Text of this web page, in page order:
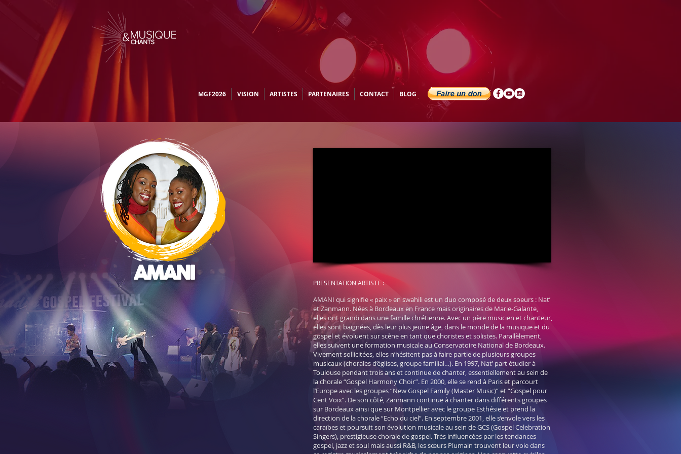
Le rendez-vo
MGF2026 VISION ARTISTES PARTENAIRES CONTACT BLOG
AMANI PRESENTATION ARTISTE :
AMANI qui signifie « paix » en swahili est un duo composé de deux soeurs : Nat’
et Zanmann. Nées à Bordeaux en France mais originaires de Marie-Galante,
elles ont grandi dans une famille chrétienne. Avec un père musicien et chanteur,
elles sont baignées, dès leur plus jeune âge, dans le monde de la musique et du
gospel et évoluent sur scène en tant que choristes et solistes. Parallèlement,
elles suivent une formation musicale au Conservatoire National de Bordeaux.
Vivement sollicitées, elles n’hésitent pas à faire partie de plusieurs groupes
musicaux (chorales d’églises, groupe familial…). En 1997, Nat’ part étudier à
Toulouse pendant trois ans et continue de chanter, essentiellement au sein de
la chorale “Gospel Harmony Choir”. En 2000, elle se rend à Paris et parcourt
l’Europe avec les groupes “New Gospel Family (Master Music)” et “Gospel pour
Cent Voix”. De son côté, Zanmann continue à chanter dans différents groupes
sur Bordeaux ainsi que sur Montpellier avec le groupe Esthésie et prend la
direction de la chorale “Echo du ciel”. En septembre 2001, elle s’envole vers les
caraïbes et poursuit son évolution musicale au sein de GCS (Gospel Celebration
Singers), prestigieuse chorale de gospel. Très influencées par les tendances
gospel, jazz et soul mais aussi R&B, les sœurs Plumain trouvent leur voie dans